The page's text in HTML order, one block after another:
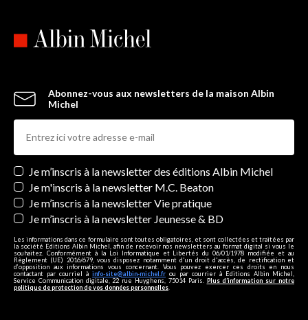
Abonnez-vous aux newsletters de la maison Albin
Michel
Newsletters
Je m’inscris à la newsletter des éditions Albin Michel
Je m'inscris à la newsletter M.C. Beaton
Je m’inscris à la newsletter Vie pratique
Je m’inscris à la newsletter Jeunesse & BD
Les informations dans ce formulaire sont toutes obligatoires, et sont collectées et traitées par
la société Editions Albin Michel, afin de recevoir nos newsletters au format digital si vous le
souhaitez. Conformément à la Loi Informatique et Libertés du 06/01/1978 modifiée et au
Règlement (UE) 2016/679, vous disposez notamment d'un droit d'accès, de rectification et
d’opposition aux informations vous concernant. Vous pouvez exercer ces droits en nous
contactant par courriel à info-site@albin-michel.fr ou par courrier à Editions Albin Michel,
Service Communication digitale, 22 rue Huyghens, 75014 Paris. Plus d’information sur notre
politique de protection de vos données personnelles